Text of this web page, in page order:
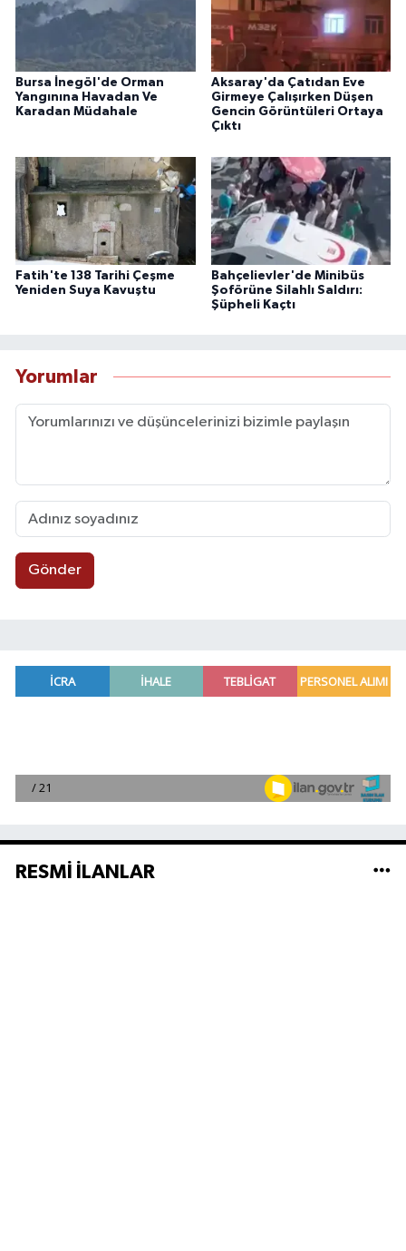
Bursa İnegöl'de Orman
Yangınına Havadan Ve
Karadan Müdahale
Aksaray'da Çatıdan Eve
Girmeye Çalışırken Düşen
Gencin Görüntüleri Ortaya
Çıktı
Fatih'te 138 Tarihi Çeşme
Yeniden Suya Kavuştu
Bahçelievler'de Minibüs
Şoförüne Silahlı Saldırı:
Şüpheli Kaçtı
Yorumlar
Gönder
RESMİ İLANLAR